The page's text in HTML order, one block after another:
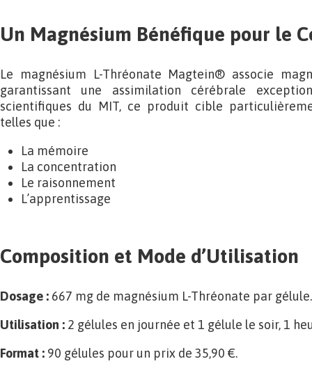
Un Magnésium Bénéfique pour le
Le magnésium L-Thréonate Magtein® associe
garantissant une assimilation cérébrale
scientifiques du MIT, ce produit cible
telles que :
La mémoire
La concentration
Le raisonnement
L’apprentissage
Composition et Mode d’Utilisation
Dosage : 667 mg de magnésium L-Thréonate par gélule.
Utilisation : 2 gélules en journée et 1 gélule le soir, 1
Format : 90 gélules pour un prix de 35,90 €.